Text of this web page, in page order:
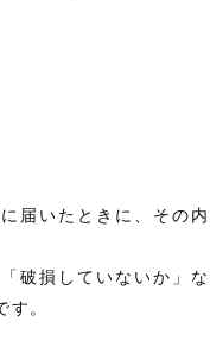
届いたときに、その内
破損していないか」な
。